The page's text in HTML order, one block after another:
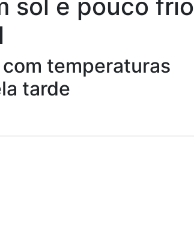
sol e pouco frio
temperaturas
tarde